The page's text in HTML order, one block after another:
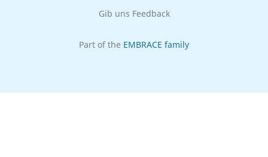
Gib uns Feedback
Part of the EMBRACE family